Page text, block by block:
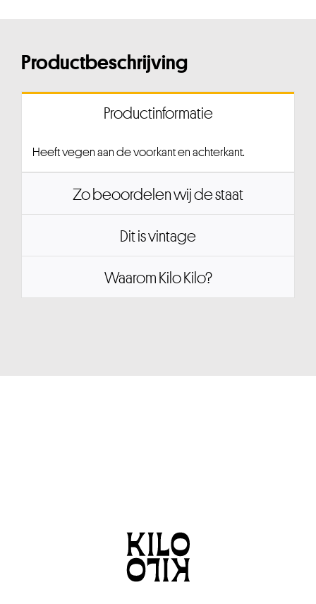
Productbeschrijving
Productinformatie
Heeft vegen aan de voorkant en achterkant.
Zo beoordelen wij de staat
Dit is vintage
Waarom Kilo Kilo?